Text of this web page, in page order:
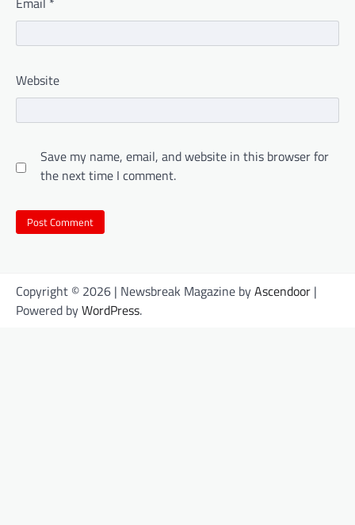
Website
Save my name, email, and website in this browser for
the next time I comment.
Copyright © 2026 | Newsbreak Magazine byAscendoor |
Powered byWordPress.